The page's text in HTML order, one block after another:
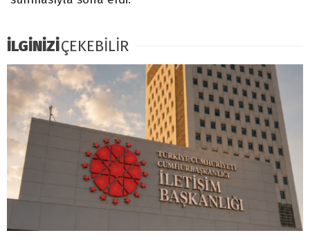
İLGİNİZİÇEKEBİLİR